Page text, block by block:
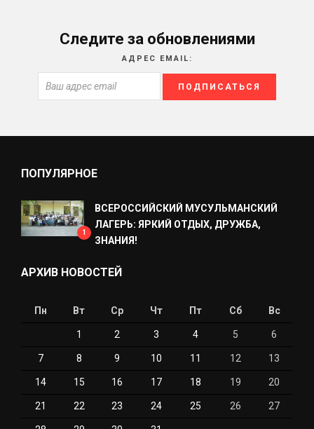
Следите за обновлениями
АДРЕС EMAIL:
ПОПУЛЯРНОЕ
1
ВСЕРОССИЙСКИЙ МУСУЛЬМАНСКИЙ
ЛАГЕРЬ: ЯРКИЙ ОТДЫХ, ДРУЖБА,
ЗНАНИЯ!
АРХИВ НОВОСТЕЙ
Пн Вт Ср Чт Пт Сб Вс
1 2 3 4 5 6
7 8 9 10 11 12 13
14 15 16 17 18 19 20
21 22 23 24 25 26 27